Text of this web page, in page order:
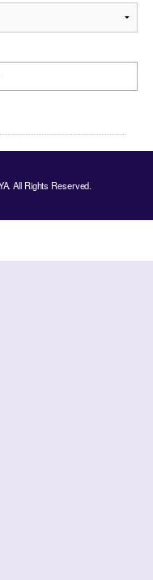
All Rights Reserved.